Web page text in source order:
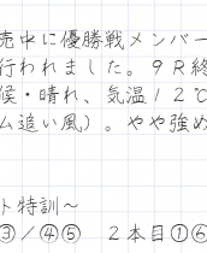
中に優勝戦メンバ
われました。９Ｒ
・晴れ、気温１２
追い風）。やや強
特訓～
／④⑤ ２本目